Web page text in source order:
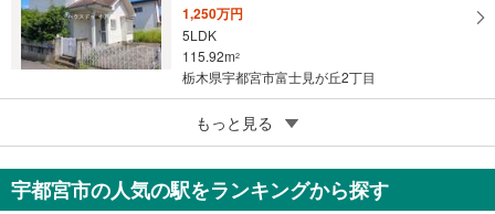
1,250万円
5LDK
115.92m2
栃木県宇都宮市富士見が丘2丁目
成約でもらえる
宇都宮市富士見が丘4丁目
1,600万円
2LDK
もっと見る
宇都宮市の人気の駅をランキングから探す